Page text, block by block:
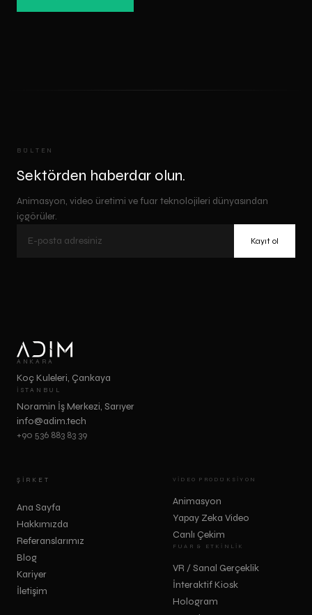
BÜLTEN
Sektörden haberdar olun.
Animasyon, video üretimi ve fuar teknolojileri dünyasından
içgörüler.
Kayıt ol
ANKARA
Koç Kuleleri, Çankaya
İSTANBUL
Noramin İş Merkezi, Sarıyer
info@adim.tech
+90 536 883 83 39
ŞIRKET
Ana Sayfa
Hakkımızda
Referanslarımız
Blog
Kariyer
İletişim
VIDEO PRODÜKSIYON
Animasyon
Yapay Zeka Video
Canlı Çekim
FUAR & ETKINLIK
VR / Sanal Gerçeklik
İnteraktif Kiosk
Hologram